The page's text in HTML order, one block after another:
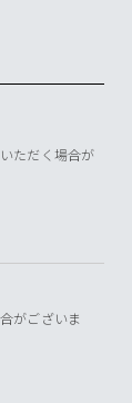
ただく場合が
がございま